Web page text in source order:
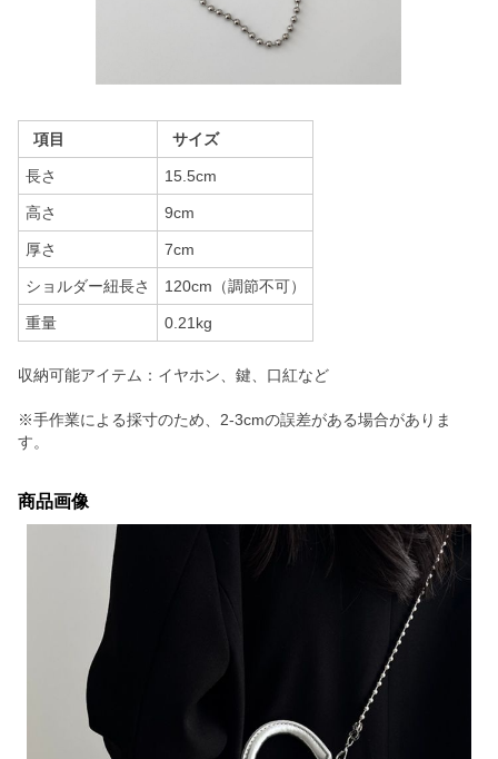
項目 サイズ
長さ 15.5cm
高さ 9cm
厚さ 7cm
ショルダー紐長さ 120cm（調節不可）
重量 0.21kg
収納可能アイテム：イヤホン、鍵、口紅など
※手作業による採寸のため、2-3cmの誤差がある場合がありま
す。
商品画像